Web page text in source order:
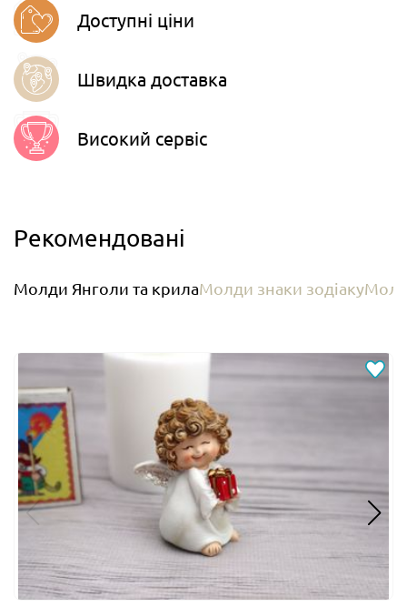
Доступні ціни
Швидка доставка
Високий сервіс
Рекомендовані
Молди Янголи та крилаМолди знаки зодіаку